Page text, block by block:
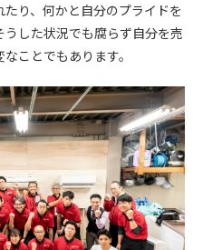
り、何かと自分のプライドを
した状況でも腐らず自分を売
ことでもあります。